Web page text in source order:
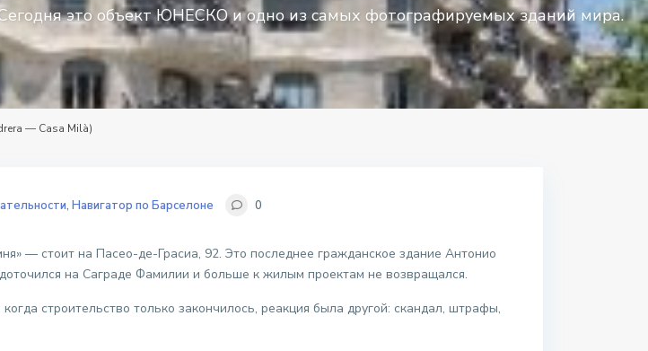
это объект ЮНЕСКО и одно из самых фотографируемых зданий мира.
— Casa Milà)
, Навигатор по Барселоне 0
— стоит на Пасео-де-Грасиа, 92. Это последнее гражданское здание Антонио
на Саграде Фамилии и больше к жилым проектам не возвращался.
строительство только закончилось, реакция была другой: скандал, штрафы,